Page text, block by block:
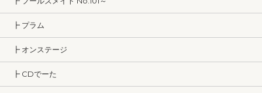
┣ プラム
┣ オンステージ
┣ CDでーた